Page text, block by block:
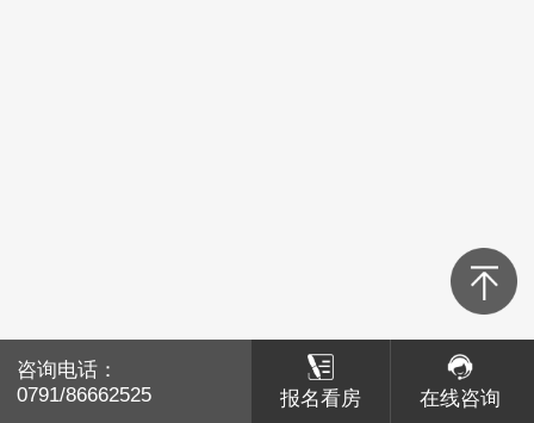
咨询电话：
0791/86662525
报名看房 在线咨询
咨询电话：
0791/86662525
报名看房 在线咨询
赣江新区